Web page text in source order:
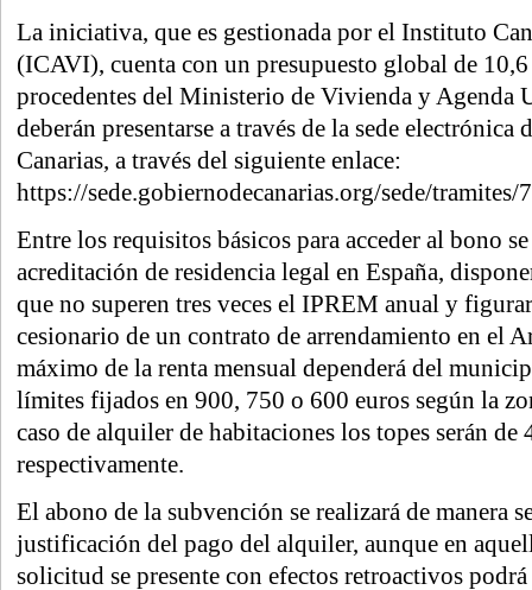
La iniciativa, que es gestionada por el Instituto
(ICAVI), cuenta con un presupuesto global de
procedentes del Ministerio de Vivienda y Agenda
deberán presentarse a través de la sede electrónica
Canarias, a través del siguiente enlace:
https://sede.gobiernodecanarias.org/sede/tramites/
Entre los requisitos básicos para acceder al bono
acreditación de residencia legal en España,
que no superen tres veces el IPREM anual y
cesionario de un contrato de arrendamiento en el
máximo de la renta mensual dependerá del
límites fijados en 900, 750 o 600 euros según la
caso de alquiler de habitaciones los topes serán de
respectivamente.
El abono de la subvención se realizará de manera
justificación del pago del alquiler, aunque en
solicitud se presente con efectos retroactivos